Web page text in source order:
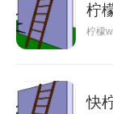
柠
柠檬
快